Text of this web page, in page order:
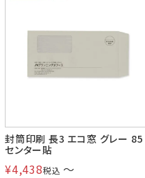
封筒印刷 長3 エコ窓 グレー 85
センター貼
¥4,438税込 〜